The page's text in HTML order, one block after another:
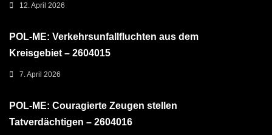
12. April 2026
POL-ME: Verkehrsunfallfluchten aus dem
Kreisgebiet – 2604015
7. April 2026
POL-ME: Couragierte Zeugen stellen
Tatverdächtigen – 2604016